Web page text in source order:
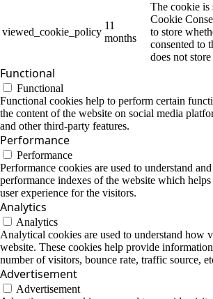
viewed_cookie_policy
11
months
The cookie is
Cookie
to store
consented to
does not
Functional
Functional
Functional cookies help to perform certain
the content of the website on social media
and other third-party features.
Performance
Performance
Performance cookies are used to understand
performance indexes of the website which
user experience for the visitors.
Analytics
Analytics
Analytical cookies are used to understand how
website. These cookies help provide
number of visitors, bounce rate, traffic source,
Advertisement
Advertisement